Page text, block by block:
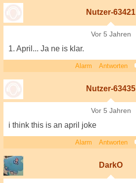
Nutzer-63421
Vor 5 Jahren
1. April... Ja ne is klar.
Alarm Antworten
Nutzer-63435
Vor 5 Jahren
i think this is an april joke
Alarm Antworten
DarkO